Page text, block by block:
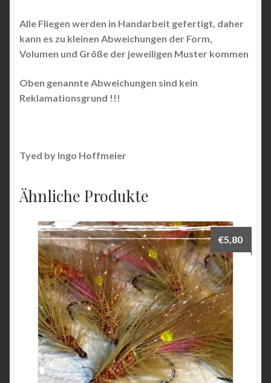
Alle Fliegen werden in Handarbeit gefertigt, daher
kann es zu kleinen Abweichungen der Form,
Volumen und Größe der jeweiligen Muster kommen
Oben genannte Abweichungen sind kein
Reklamationsgrund !!!
Tyed by Ingo Hoffmeier
Ähnliche Produkte
€5,80